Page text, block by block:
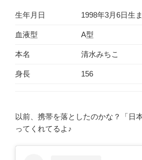
生年月日 1998年3月6日生
血液型 A型
本名 清水みちこ
身長 156
以前、携帯を落としたのかな？「日
ってくれてるよ♪